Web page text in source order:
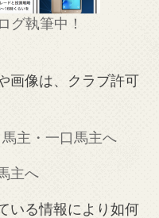
グ執筆中！
画像は、クラブ許可
主へ
いる情報により如何